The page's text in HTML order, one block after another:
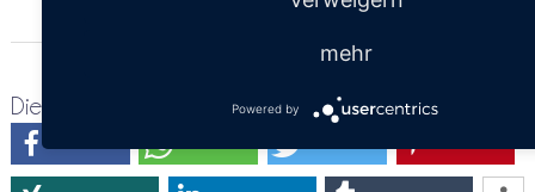
Diese Seite teilen:
mehr
Powered by